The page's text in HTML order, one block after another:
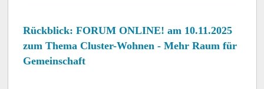
Rückblick: FORUM ONLINE! am 10.11.2025
zum Thema Cluster-Wohnen - Mehr Raum für
Gemeinschaft